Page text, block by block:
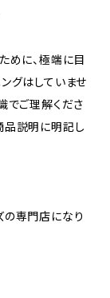
めに、極端に目
グはしていませ
でご理解くださ
品説明に明記し
専門店になり